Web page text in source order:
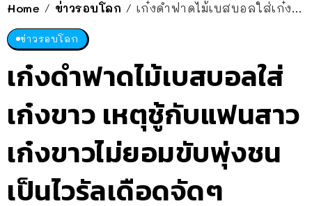
Home / ข่าวรอบโลก / เก๋งดำฟาดไม้เบสบอลใส่เก๋งขาว เหตุชู้กับแฟนสาว เก๋งขาวไม่ยอมขับพุ่งชน เป็นไวรัลเดือดจัดๆ
ข่าวรอบโลก
เก๋งดำฟาดไม้เบสบอลใส่
เก๋งขาว เหตุชู้กับแฟนสาว
เก๋งขาวไม่ยอมขับพุ่งชน
เป็นไวรัลเดือดจัดๆ